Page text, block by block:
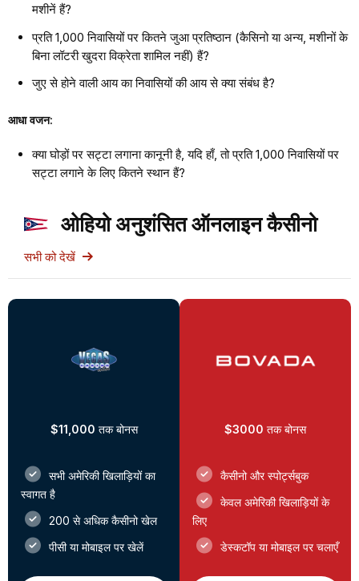
मशीनें हैं?
प्रति 1,000 निवासियों पर कितने जुआ प्रतिष्ठान (कैसिनो या अन्य, मशीनों के
बिना लॉटरी खुदरा विक्रेता शामिल नहीं) हैं?
जुए से होने वाली आय का निवासियों की आय से क्या संबंध है?
आधा वजन:
क्या घोड़ों पर सट्टा लगाना कानूनी है, यदि हाँ, तो प्रति 1,000 निवासियों पर
सट्टा लगाने के लिए कितने स्थान हैं?
ओहियो अनुशंसित ऑनलाइन कैसीनो
सभी को देखें
$11,000 तक बोनस
सभी अमेरिकी खिलाड़ियों का
स्वागत है
200 से अधिक कैसीनो खेल
पीसी या मोबाइल पर खेलें
$3000 तक बोनस
कैसीनो और स्पोर्ट्सबुक
केवल अमेरिकी खिलाड़ियों के
लिए
डेस्कटॉप या मोबाइल पर चलाएँ